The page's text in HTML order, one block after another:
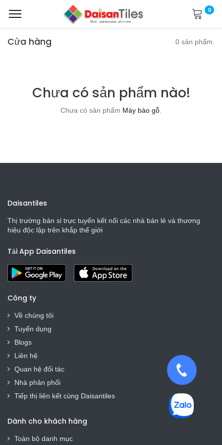
0
Cửa hàng 0 sản phẩm.
Chưa có sản phẩm nào!
Chưa có sản phẩm Máy bào gỗ
Daisantiles
Thị trường bán sỉ trực tuyến kết nối các nhà bán lẻ và thương
hiệu độc lập trên khắp thế giới
Tải App Daisantiles
Công ty
Về chúng tôi
Tuyển dụng
Blogs
Liên hệ
Quan hệ đối tác
Nhà phân phối
Tiếp thị liên kết cùng Daisantiles
Dành cho khách hàng
Toàn bộ danh mục